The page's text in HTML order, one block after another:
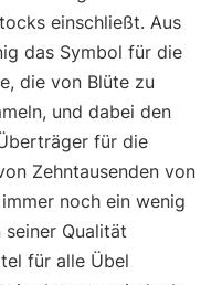
einschließt. Aus
das Symbol für die
die von Blüte zu
und dabei den
für die
Zehntausenden von
noch ein wenig
Qualität
für alle Übel